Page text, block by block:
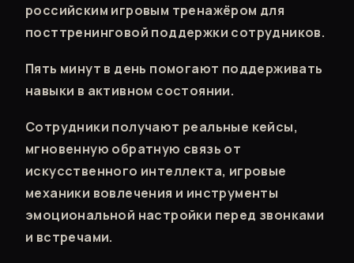
российским игровым тренажёром для
посттренинговой поддержки сотрудников.
Пять минут в день помогают поддерживать
навыки в активном состоянии.
Сотрудники получают реальные кейсы,
мгновенную обратную связь от
искусственного интеллекта, игровые
механики вовлечения и инструменты
эмоциональной настройки перед звонками
и встречами.